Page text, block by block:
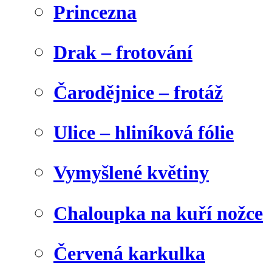
Princezna
Drak – frotování
Čarodějnice – frotáž
Ulice – hliníková fólie
Vymyšlené květiny
Chaloupka na kuří nožce
Červená karkulka